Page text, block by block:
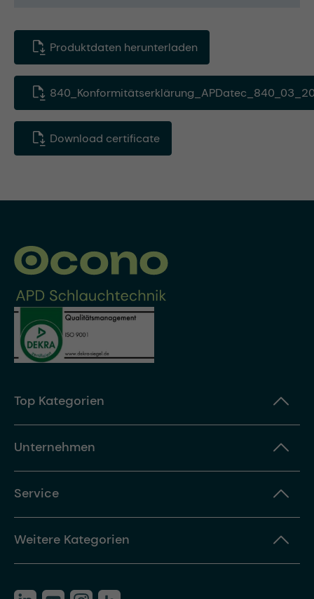
Produktdaten herunterladen
Download certificate
Top Kategorien
Unternehmen
Service
Weitere Kategorien